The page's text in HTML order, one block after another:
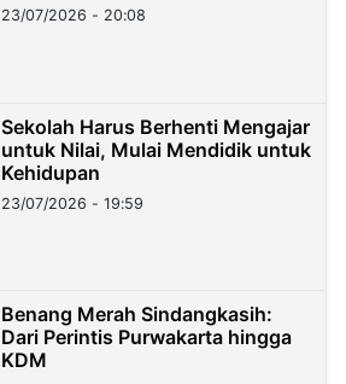
23/07/2026 - 20:08
Sekolah Harus Berhenti Mengajar
untuk Nilai, Mulai Mendidik untuk
Kehidupan
23/07/2026 - 19:59
Benang Merah Sindangkasih:
Dari Perintis Purwakarta hingga
KDM